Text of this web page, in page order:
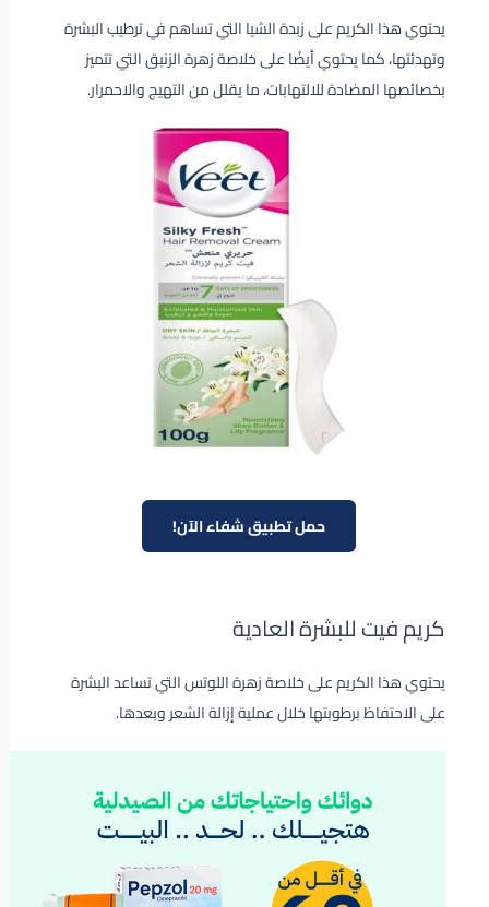
يحتوي هذا الكريم على زبدة الشيا التي تساهم في ترطيب البشرة
وتهدئتها، كما يحتوي أيضًا على خلاصة زهرة الزنبق التي تتميز
بخصائصها المضادة للالتهابات، ما يقلل من التهيج والاحمرار.
حمل تطبيق شفاء الآن!
كريم فيت للبشرة العادية
يحتوي هذا الكريم على خلاصة زهرة اللوتس التي تساعد البشرة
على الاحتفاظ برطوبتها خلال عملية إزالة الشعر وبعدها.